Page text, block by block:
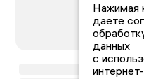
Нажимая
даете
данных
с